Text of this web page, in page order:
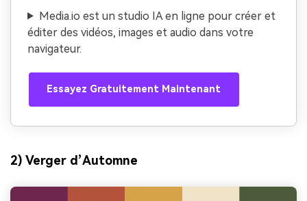
Media.io est un studio IA en ligne pour créer et
éditer des vidéos, images et audio dans votre
navigateur.
Essayez Gratuitement Maintenant
2) Verger d’Automne